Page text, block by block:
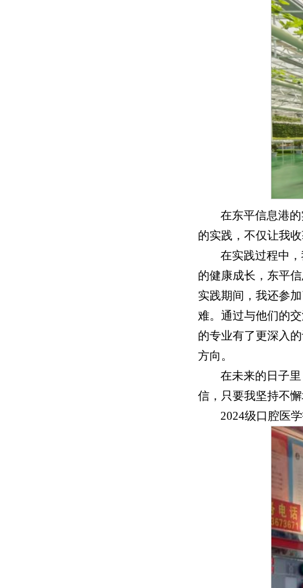
在东平信息港
的实践，不仅让我
在实践过程中
的健康成长，东平
实践期间，我还参
难。通过与他们的
的专业有了更深入
方向。
在未来的日子
信，只要我坚持不
2024级口腔医